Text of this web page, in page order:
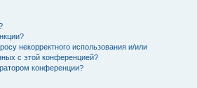
некорректного использования и/или
с этой конференцией?
конференции?